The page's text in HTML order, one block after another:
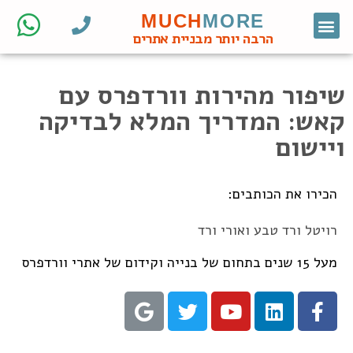
MUCHMORE
הרבה יותר מבניית אתרים
שיפור מהירות וורדפרס עם
קאש: המדריך המלא לבדיקה
ויישום
הכירו את הכותבים:
רויטל ורד טבע ואורי ורד
מעל 15 שנים בתחום של בנייה וקידום של אתרי וורדפרס